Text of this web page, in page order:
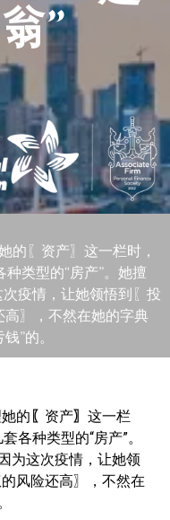
”
的〖资产〗这一栏时，
类型的“房产”。她擅
疫情，让她领悟到〖投
〗，不然在她的字典
”的。
的 〖 资产〗 这一栏
各种类型的“房产”。
为这次疫情，让她领
风险还高〗，不然在